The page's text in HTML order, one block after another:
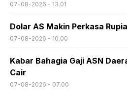
07-08-2026 - 13.01
Dolar AS Makin Perkasa
07-08-2026 - 10.00
Kabar Bahagia Gaji ASN
Cair
07-08-2026 - 07.00